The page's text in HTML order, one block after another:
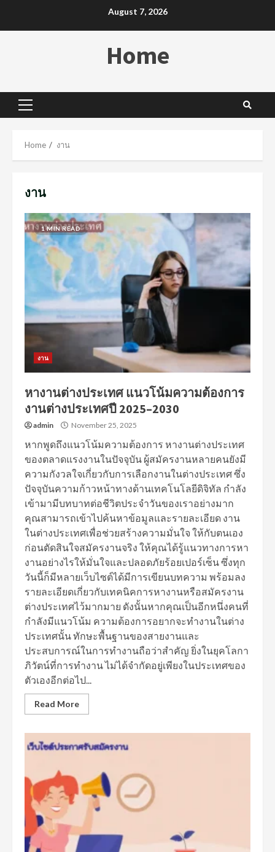
August 7, 2026
Home
Primary
Home งาน
งาน
1 MIN READ
งาน
หางานต่างประเทศ แนวโน้มความต้องการ
งานต่างประเทศปี 2025–2030
admin November 25, 2025
หากพูดถึงแนวโน้มความต้องการ หางานต่างประเทศ
ของตลาดแรงงานในปัจจุบัน ผู้สมัครงานหลายคนยังมี
ความกังวลใจเกี่ยวกับการเลือกงานในต่างประเทศ ซึ่ง
ปัจจุบันความก้าวหน้าทางด้านเทคโนโลยีดิจิทัล กำลัง
เข้ามามีบทบาทต่อชีวิตประจำวันของเราอย่างมาก
คุณสามารถเข้าไปค้นหาข้อมูลและรายละเอียด งาน
ในต่างประเทศเพื่อช่วยสร้างความมั่นใจ ให้กับตนเอง
ก่อนตัดสินใจสมัครงานจริง ให้คุณได้รู้แนวทางการหา
งานอย่างไรให้มั่นใจและปลอดภัยร้อยเปอร์เซ็น ซึ่งทุก
วันนี้ก็มีหลายเว็บไซต์ได้มีการเขียนบทความ พร้อมลง
รายละเอียดเกี่ยวกับเทคนิคการหางานหรือสมัครงาน
ต่างประเทศไว้มากมาย ดังนั้นหากคุณเป็นอีกหนึ่งคนที่
กำลังมีแนวโน้ม ความต้องการอยากจะทำงานในต่าง
ประเทศนั้น ทักษะพื้นฐานของสายงานและ
ประสบการณ์ในการทำงานถือว่าสำคัญ ยิ่งในยุคโลกา
ภิวัตน์ที่การทำงาน ไม่ได้จำกัดอยู่เพียงในประเทศของ
ตัวเองอีกต่อไป...
Read More